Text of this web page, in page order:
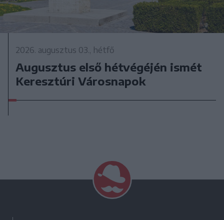
2026. augusztus 03., hétfő
Augusztus első hétvégéjén ismét
Keresztúri Városnapok